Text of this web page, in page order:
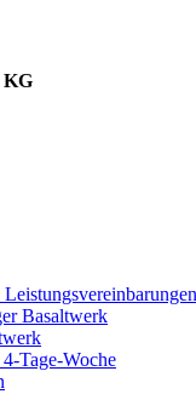
KG
Basaltwerk
Tage-Woche